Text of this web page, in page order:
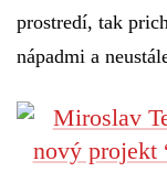
prostredí, tak
nápadmi a